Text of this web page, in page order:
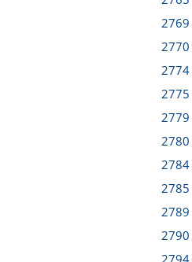
2769
2770
2774
2775
2779
2780
2784
2785
2789
2790
2794